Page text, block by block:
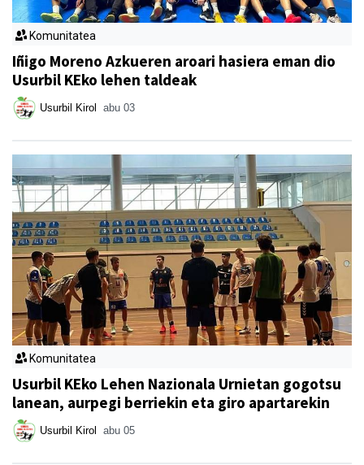
Komunitatea
Iñigo Moreno Azkueren aroari hasiera eman dio
Usurbil KEko lehen taldeak
Usurbil Kirol abu 03
Komunitatea
Usurbil KEko Lehen Nazionala Urnietan gogotsu
lanean, aurpegi berriekin eta giro apartarekin
Usurbil Kirol abu 05